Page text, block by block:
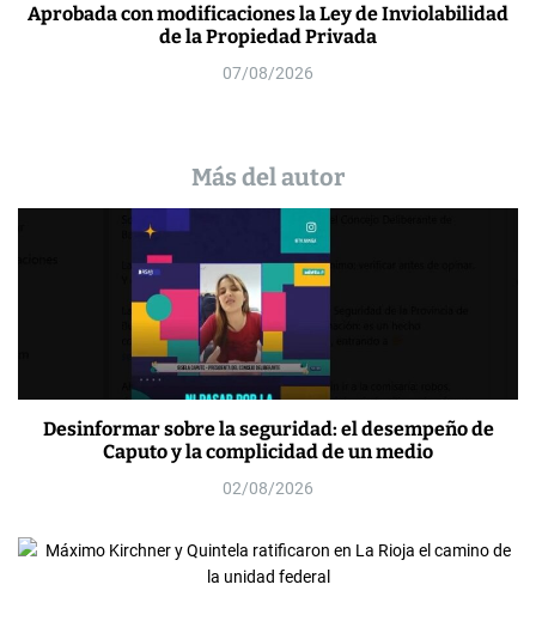
Aprobada con modificaciones la Ley de Inviolabilidad
de la Propiedad Privada
07/08/2026
Más del autor
Desinformar sobre la seguridad: el desempeño de
Caputo y la complicidad de un medio
02/08/2026